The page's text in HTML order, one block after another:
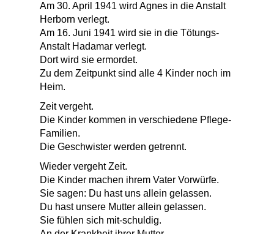
Am 30. April 1941 wird Agnes in die Anstalt
Herborn verlegt.
Am 16. Juni 1941 wird sie in die Tötungs-
Anstalt Hadamar verlegt.
Dort wird sie ermordet.
Zu dem Zeitpunkt sind alle 4 Kinder noch im
Heim.
Zeit vergeht.
Die Kinder kommen in verschiedene Pflege-
Familien.
Die Geschwister werden getrennt.
Wieder vergeht Zeit.
Die Kinder machen ihrem Vater Vorwürfe.
Sie sagen: Du hast uns allein gelassen.
Du hast unsere Mutter allein gelassen.
Sie fühlen sich mit-schuldig.